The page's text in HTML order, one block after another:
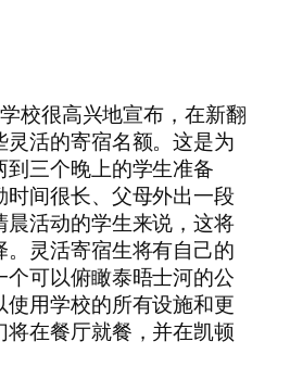
校很高兴地宣布，在新翻
活的寄宿名额。这是为
到三个晚上的学生准备
时间很长、父母外出一段
晨活动的学生来说，这将
。灵活寄宿生将有自己的
个可以俯瞰泰晤士河的公
用学校的所有设施和更
将在餐厅就餐，并在凯顿